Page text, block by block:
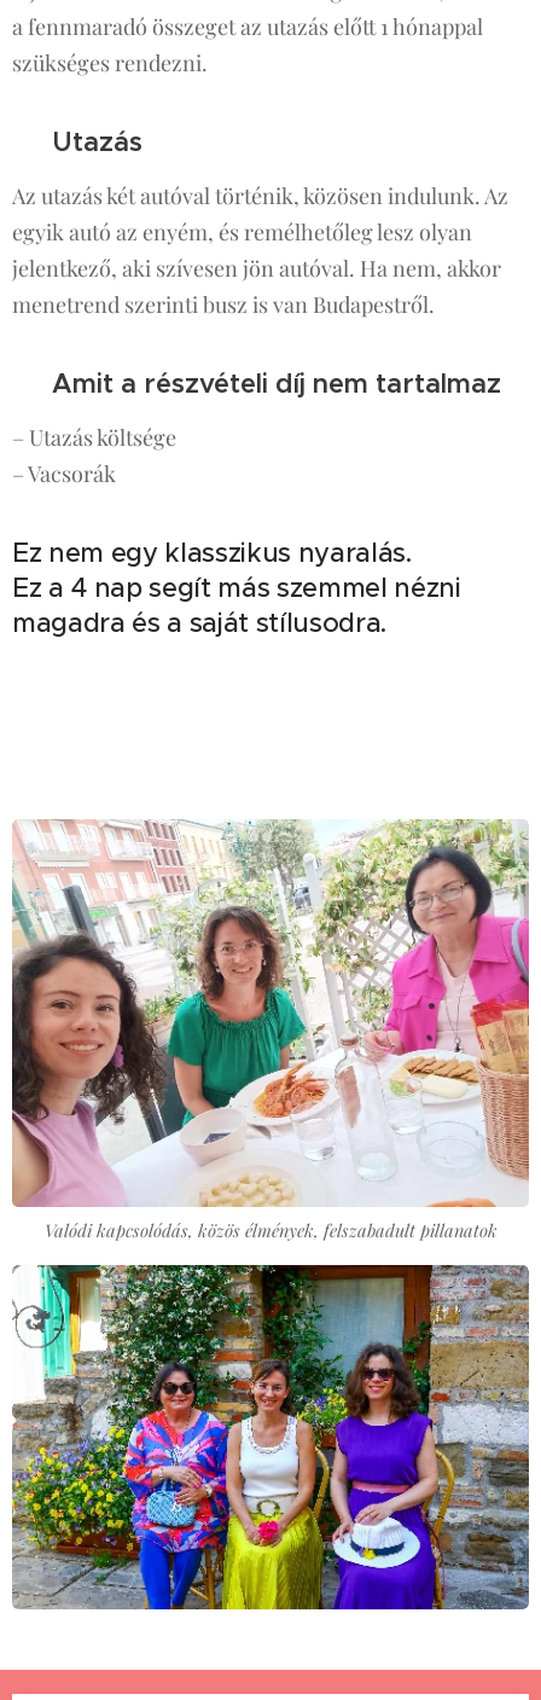
a fennmaradó összeget az utazás előtt 1 hónappal
szükséges rendezni.
🚗 Utazás
Az utazás két autóval történik, közösen indulunk. Az
egyik autó az enyém, és remélhetőleg lesz olyan
jelentkező, aki szívesen jön autóval. Ha nem, akkor
menetrend szerinti busz is van Budapestről.
❗ Amit a részvételi díj nem tartalmaz
– Utazás költsége
– Vacsorák
Ez nem egy klasszikus nyaralás.
Ez a 4 nap segít más szemmel nézni
magadra és a saját stílusodra.
Valódi kapcsolódás, közös élmények, felszabadult pillanatok